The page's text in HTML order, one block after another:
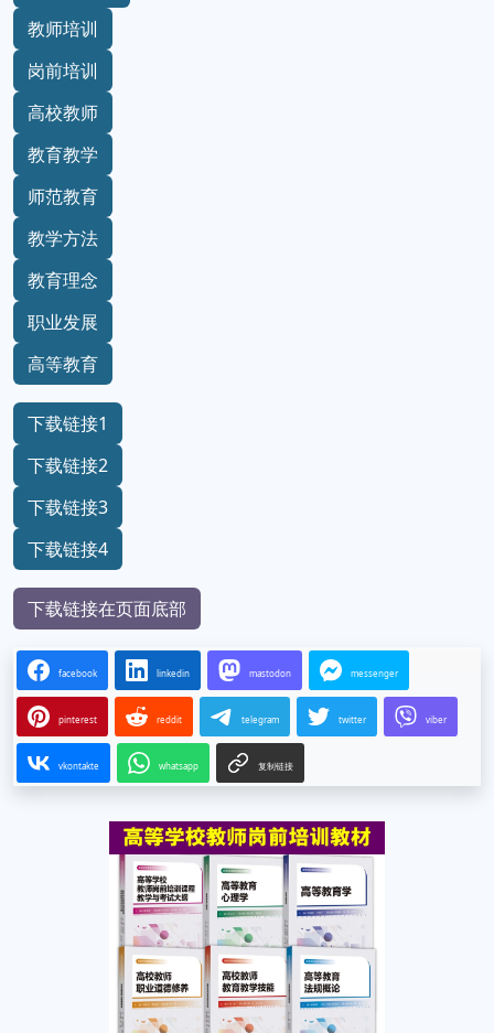
教师培训
岗前培训
高校教师
教育教学
师范教育
教学方法
教育理念
职业发展
高等教育
下载链接1
下载链接2
下载链接3
下载链接4
下载链接在页面底部
facebook linkedin mastodon messenger
pinterest reddit telegram twitter viber
vkontakte whatsapp 复制链接